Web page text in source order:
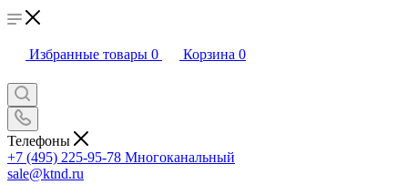
Избранные товары 0 Корзина 0
Телефоны
+7 (495) 225-95-78 Многоканальный
sale@ktnd.ru